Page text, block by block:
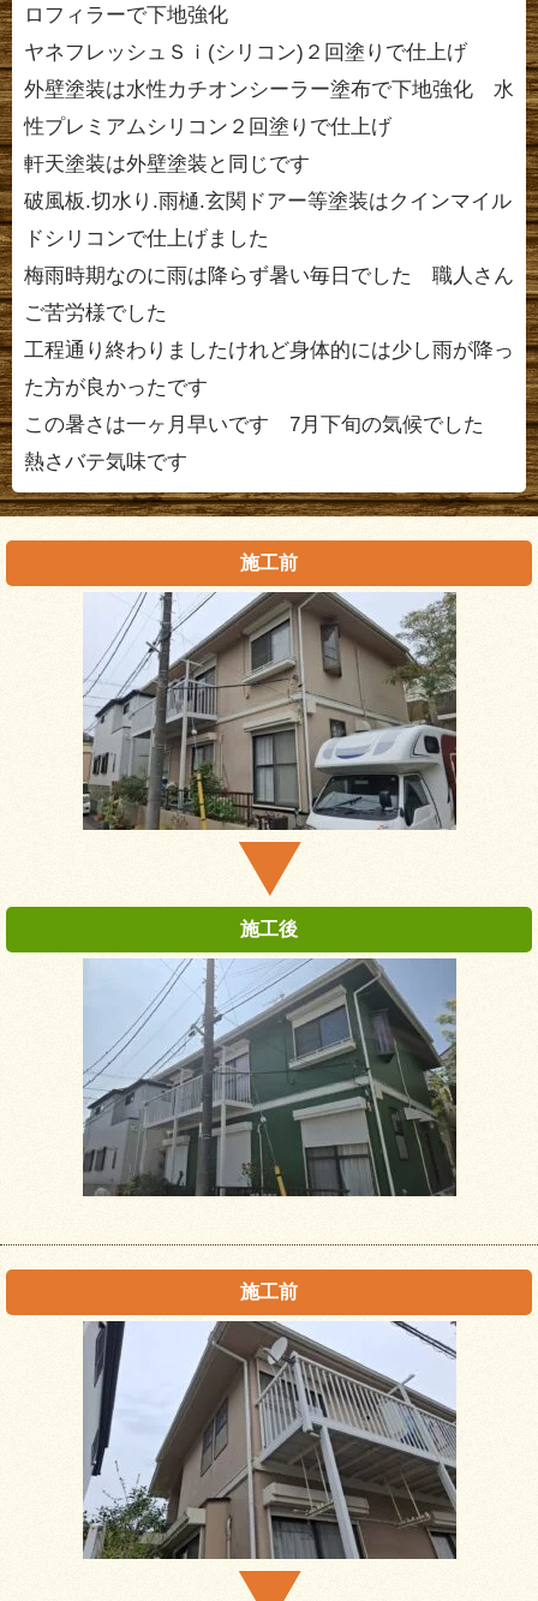
ロフィラーで下地強化
ヤネフレッシュＳｉ(シリコン)２回塗りで仕上げ
外壁塗装は水性カチオンシーラー塗布で下地強化 水
性プレミアムシリコン２回塗りで仕上げ
軒天塗装は外壁塗装と同じです
破風板.切水り.雨樋.玄関ドアー等塗装はクインマイル
ドシリコンで仕上げました
梅雨時期なのに雨は降らず暑い毎日でした 職人さん
ご苦労様でした
工程通り終わりましたけれど身体的には少し雨が降っ
た方が良かったです
この暑さは一ヶ月早いです 7月下旬の気候でした
熱さバテ気味です